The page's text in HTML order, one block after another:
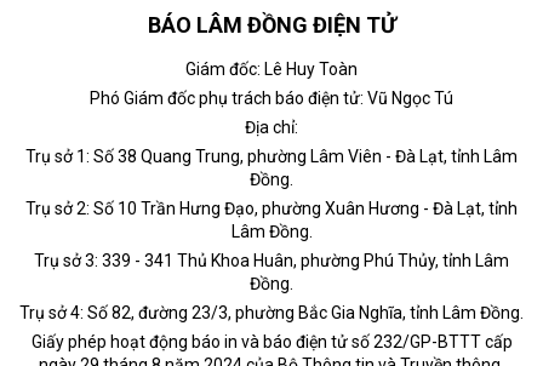
BÁO LÂM ĐỒNG ĐIỆN TỬ
Giám đốc: Lê Huy Toàn
Phó Giám đốc phụ trách báo điện tử: Vũ Ngọc Tú
Địa chỉ:
Trụ sở 1: Số 38 Quang Trung, phường Lâm Viên - Đà Lạt, tỉnh Lâm
Đồng.
Trụ sở 2: Số 10 Trần Hưng Đạo, phường Xuân Hương - Đà Lạt, tỉnh
Lâm Đồng.
Trụ sở 3: 339 - 341 Thủ Khoa Huân, phường Phú Thủy, tỉnh Lâm
Đồng.
Trụ sở 4: Số 82, đường 23/3, phường Bắc Gia Nghĩa, tỉnh Lâm Đồng.
Giấy phép hoạt động báo in và báo điện tử số 232/GP-BTTT cấp